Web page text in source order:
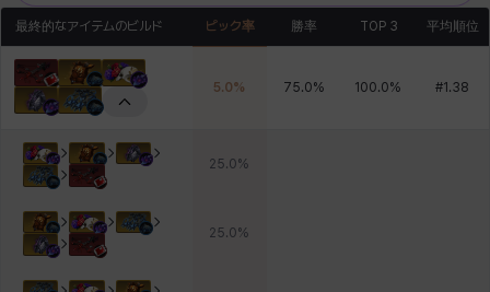
最終的なアイテムのビルド ピック率 勝率 TOP 3 平均順位
5.0% 75.0% 100.0% #1.38
25.0%
25.0%